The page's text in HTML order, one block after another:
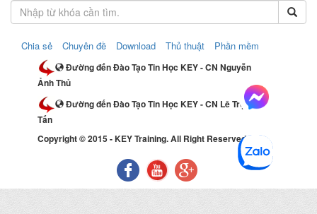
Chia sẻ Chuyên đề Download Thủ thuật Phần mềm
Đường đến Đào Tạo Tin Học KEY - CN Nguyễn
Ảnh Thủ
Đường đến Đào Tạo Tin Học KEY - CN Lê Trọng
Tấn
Copyright © 2015 - KEY Training. All Right Reserved.